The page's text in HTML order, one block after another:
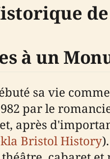
à un
sa vie
par le
après
Bristol History